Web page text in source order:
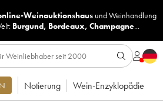
Weinauktionshaus undWeinhandlung
Burgund, Bordeaux, Champagne...
Notierung Wein-Enzyklopädie